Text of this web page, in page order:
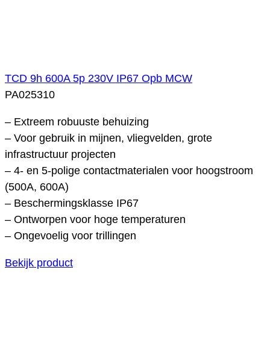
TCD 9h 600A 5p 230V IP67 Opb MCW
PA025310
– Extreem robuuste behuizing
– Voor gebruik in mijnen, vliegvelden, grote
infrastructuur projecten
– 4- en 5-polige contactmaterialen voor hoogstroom
(500A, 600A)
– Beschermingsklasse IP67
– Ontworpen voor hoge temperaturen
– Ongevoelig voor trillingen
Bekijk product